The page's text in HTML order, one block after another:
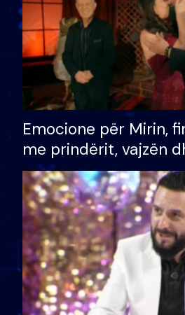
Emocione për Mirin,
me prindërit, vajzën
bashkëshorten:
divorci apo jo?